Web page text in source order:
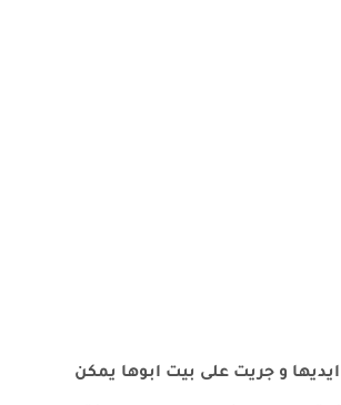
و جريت على بيت ابوها يمكن